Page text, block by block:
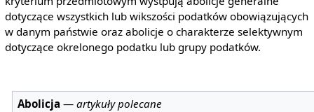
dotyczące wszystkich lub wikszości podatków obowiązujących
w danym państwie oraz abolicje o charakterze selektywnym
dotyczące okrelonego podatku lub grupy podatków.
Abolicja —artykuły polecane